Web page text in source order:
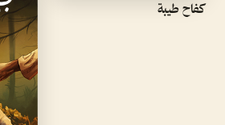
كفاح طيبة